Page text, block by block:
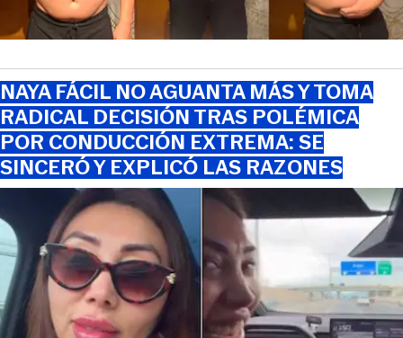
NAYA FÁCIL NO AGUANTA MÁS Y TOMA
RADICAL DECISIÓN TRAS POLÉMICA
POR CONDUCCIÓN EXTREMA: SE
SINCERÓ Y EXPLICÓ LAS RAZONES